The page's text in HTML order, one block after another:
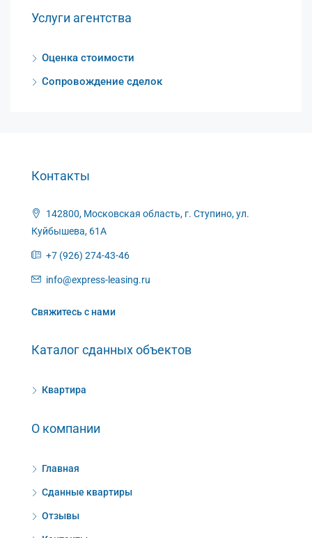
Услуги агентства
Оценка стоимости
Сопровождение сделок
Контакты
142800, Московская область, г. Ступино, ул.
Куйбышева, 61А
+7 (926) 274-43-46
info@express-leasing.ru
Свяжитесь с нами
Каталог сданных объектов
Квартира
О компании
Главная
Сданные квартиры
Отзывы